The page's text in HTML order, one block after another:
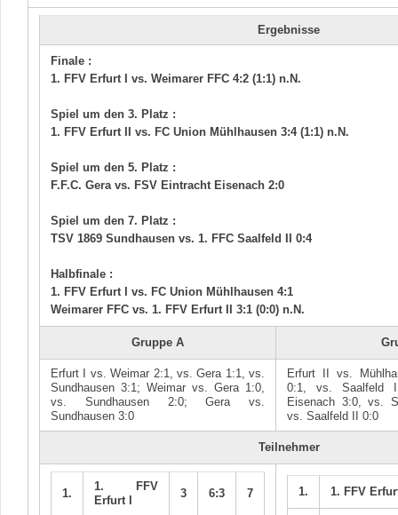
Ergebnisse
Finale :
1. FFV Erfurt I vs. Weimarer FFC 4:2 (1:1) n.N.
Spiel um den 3. Platz :
1. FFV Erfurt II vs. FC Union Mühlhausen 3:4 (1:1) n.N.
Spiel um den 5. Platz :
F.F.C. Gera vs. FSV Eintracht Eisenach 2:0
Spiel um den 7. Platz :
TSV 1869 Sundhausen vs. 1. FFC Saalfeld II 0:4
Halbfinale :
1. FFV Erfurt I vs. FC Union Mühlhausen 4:1
Weimarer FFC vs. 1. FFV Erfurt II 3:1 (0:0) n.N.
Gruppe A
Erfurt I vs. Weimar 2:1, vs. Gera 1:1, vs.
Sundhausen 3:1; Weimar vs. Gera 1:0,
vs. Sundhausen 2:0; Gera vs.
Sundhausen 3:0
Erfurt II vs.
0:1, vs. Saalfeld
Eisenach 3:0, vs.
vs. Saalfeld II 0:0
Teilnehmer
1.
1. FFV
Erfurt I
3 6:3 7 1. 1. FFV